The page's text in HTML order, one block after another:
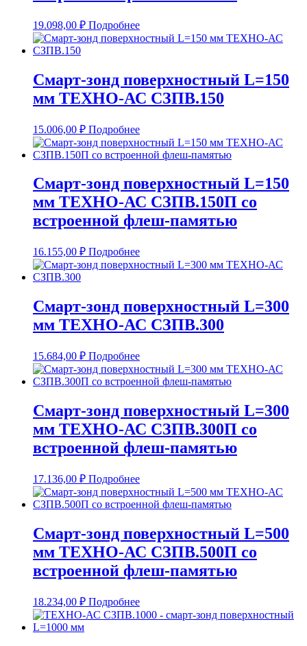
19.098,00 ₽ Подробнее
Смарт-зонд поверхностный L=150
мм ТЕХНО-АС СЗПВ.150
15.006,00 ₽ Подробнее
Смарт-зонд поверхностный L=150
мм ТЕХНО-АС СЗПВ.150П со
встроенной флеш-памятью
16.155,00 ₽ Подробнее
Смарт-зонд поверхностный L=300
мм ТЕХНО-АС СЗПВ.300
15.684,00 ₽ Подробнее
Смарт-зонд поверхностный L=300
мм ТЕХНО-АС СЗПВ.300П со
встроенной флеш-памятью
17.136,00 ₽ Подробнее
Смарт-зонд поверхностный L=500
мм ТЕХНО-АС СЗПВ.500П со
встроенной флеш-памятью
18.234,00 ₽ Подробнее